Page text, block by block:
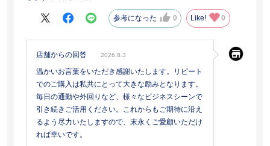
参考になった 0 Like! 0
店舗からの回答 2026.8.3
温かいお言葉をいただき感謝いたします。リピート
でのご購入は私共にとって大きな励みとなります。
毎日の通勤や外回りなど、様々なビジネスシーンで
引き続きご活用ください。これからもご期待に沿え
るよう尽力いたしますので、末永くご愛顧いただけ
れば幸いです。